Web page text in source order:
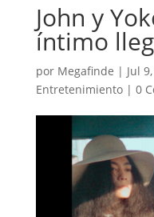
John y
íntimo
por Megafinde | Jul
Entretenimiento| 0